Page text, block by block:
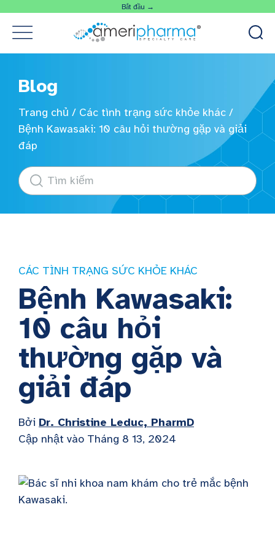
Bắt đầu →
Blog
Trang chủ / Các tình trạng sức khỏe khác /
Bệnh Kawasaki: 10 câu hỏi thường gặp và giải
đáp
CÁC TÌNH TRẠNG SỨC KHỎE KHÁC
Bệnh Kawasaki:
10 câu hỏi
thường gặp và
giải đáp
Bởi Dr. Christine Leduc, PharmD
Cập nhật vào Tháng 8 13, 2024